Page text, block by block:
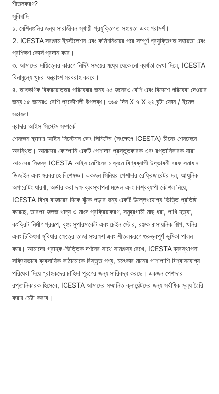
শীতলকরণ?
সুবিধাদি
১. মেশিনগুলির জন্য সারাজীবন স্থায়ী প্রযুক্তিগত সহায়তা এবং পরামর্শ।
2. ICESTA সরঞ্জাম ইনস্টলেশন এবং কমিশনিংয়ের পরে সম্পূর্ণ প্রযুক্তিগত সহায়তা এবং
প্রশিক্ষণ কোর্স প্রদান করে।
৩. আমাদের দায়িত্বের কারণে নির্দিষ্ট সময়ের মধ্যে যেকোনো ব্যর্থতা দেখা দিলে, ICESTA
বিনামূল্যে খুচরা যন্ত্রাংশ সরবরাহ করবে।
৪. তাৎক্ষণিক বিক্রয়োত্তর পরিষেবার জন্য ২৫ জনেরও বেশি এবং বিদেশে পরিষেবা দেওয়ার
জন্য ১৫ জনেরও বেশি প্রকৌশলী উপলব্ধ। ৩৬৫ দিন X ৭ X ২৪ ঘন্টা ফোন / ইমেল
সহায়তা
ব্রাদার আইস সিস্টেম সম্পর্কে
শেনজেন ব্রাদার আইস সিস্টেমস কোং লিমিটেড (সংক্ষেপে ICESTA) চীনের শেনজেনে
অবস্থিত। আমাদের কোম্পানি একটি পেশাদার প্রস্তুতকারক এবং রপ্তানিকারক যারা
আমাদের নিজস্ব ICESTA আইস মেশিনের মাধ্যমে বিশ্বব্যাপী উদ্ভাবনী বরফ সমাধান
ডিজাইন এবং সরবরাহে বিশেষজ্ঞ। একজন সিনিয়র পেশাদার রেফ্রিজারেটর দল, আধুনিক
অপারেটিং ধারণা, অর্ডার করা দক্ষ ব্যবস্থাপনা মডেল এবং বিশ্বব্যাপী কৌশল নিয়ে,
ICESTA বিশ্ব বাজারের দিকে ঝুঁকে পড়ার জন্য একটি উল্লেখযোগ্য ভিত্তি প্রতিষ্ঠা
করেছে, তারপর জলজ খাদ্য ও মাংস প্রক্রিয়াকরণ, সমুদ্রগামী মাছ ধরা, পাখি হত্যা,
কংক্রিট নির্মাণ প্রকল্প, বৃহৎ সুপারমার্কেট এবং চেইন স্টোর, রঞ্জক রাসায়নিক শিল্প, খনির
এবং চিকিৎসা সুবিধার ক্ষেত্রে তাজা সংরক্ষণ এবং শীতলকরণে গুরুত্বপূর্ণ ভূমিকা পালন
করে। আমাদের গ্রাহক-ভিত্তিক দর্শনের সাথে সামঞ্জস্য রেখে, ICESTA ব্যবস্থাপনা
সক্রিয়ভাবে ব্যবসায়িক কাঠামোকে বিস্তৃত পণ্য, চমৎকার মানের পাশাপাশি বিশ্বাসযোগ্য
পরিষেবা দিয়ে গ্রাহকদের চাহিদা পূরণের জন্য সারিবদ্ধ করছে। একজন পেশাদার
রপ্তানিকারক হিসেবে, ICESTA আমাদের সম্মানিত ক্লায়েন্টদের জন্য সর্বাধিক মূল্য তৈরি
করার চেষ্টা করবে।